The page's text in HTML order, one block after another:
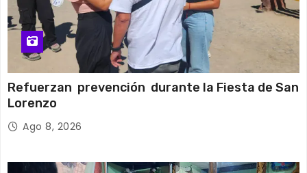
Refuerzan prevención durante la Fiesta de San
Lorenzo
Ago 8, 2026